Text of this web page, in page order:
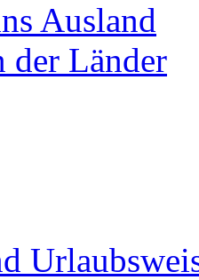
Ausland
der Länder